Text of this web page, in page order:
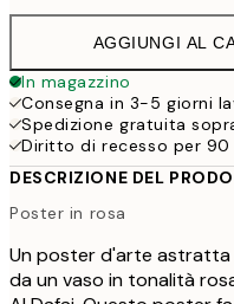
AGGIUNGI AL
In magazzino
Consegna in 3-5 giorni
Spedizione gratuita
Diritto di recesso per 90
DESCRIZIONE DEL
Poster in rosa
Un poster d'arte astratta
da un vaso in tonalità